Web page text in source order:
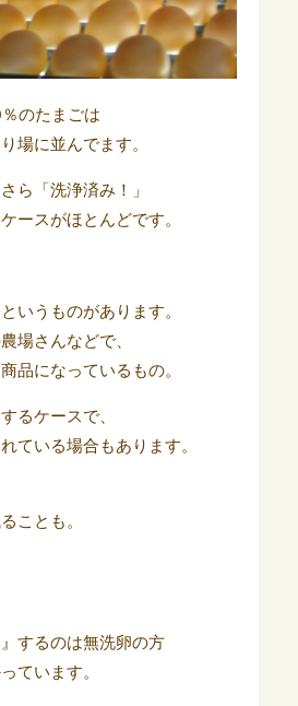
のたまごは
場に並んでます。
ら「洗浄済み！」
ースがほとんどです。
いうものがあります。
場さんなどで、
品になっているもの。
るケースで、
ている場合もあります。
ことも。
するのは無洗卵の方
ています。